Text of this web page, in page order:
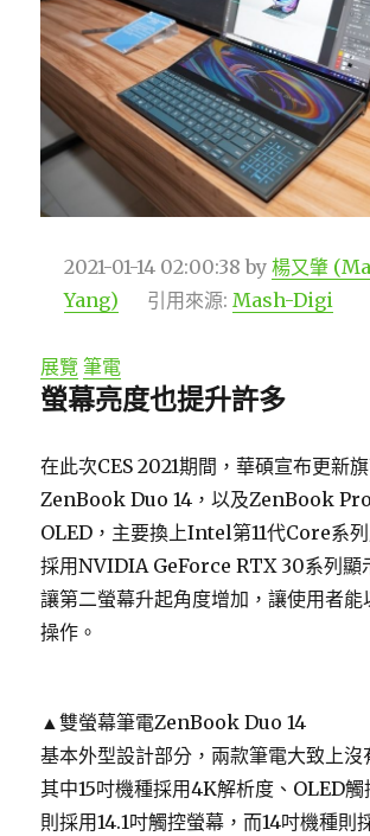
2021-01-14 02:00:38 by楊又肇
Yang)
引用來源: Mash-Digi
展覽 筆電
螢幕亮度也提升許多
在此次CES 2021期間，華碩宣布更新
ZenBook Duo 14，以及ZenBook
OLED，主要換上Intel第11代Core系
採用NVIDIA GeForce RTX 30系列顯
讓第二螢幕升起角度增加，讓使用者能
操作。
▲雙螢幕筆電ZenBook Duo 14
基本外型設計部分，兩款筆電大致上沒
其中15吋機種採用4K解析度、OLED觸
則採用14.1吋觸控螢幕，而14吋機種